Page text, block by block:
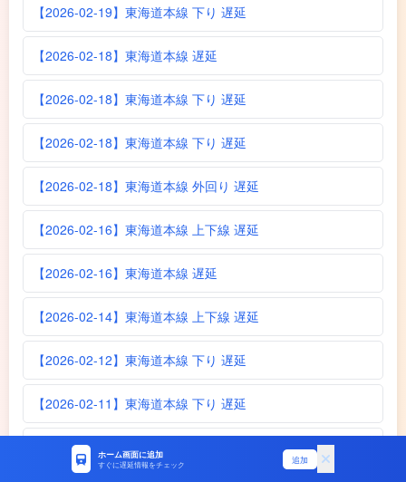
【2026-02-19】東海道本線 下り 遅延
【2026-02-18】東海道本線 遅延
【2026-02-18】東海道本線 下り 遅延
【2026-02-18】東海道本線 下り 遅延
【2026-02-18】東海道本線 外回り 遅延
【2026-02-16】東海道本線 上下線 遅延
【2026-02-16】東海道本線 遅延
【2026-02-14】東海道本線 上下線 遅延
【2026-02-12】東海道本線 下り 遅延
【2026-02-11】東海道本線 下り 遅延
【2026-02-10】東海道本線 遅延
ホーム画面に追加
すぐに遅延情報をチェック 追加